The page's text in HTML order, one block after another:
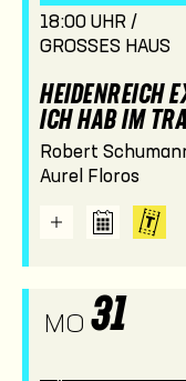
18:00 UHR /
GROSSES HAUS
HEIDENREICH
ICH HAB IM
Robert
Aurel Floros
MO 31